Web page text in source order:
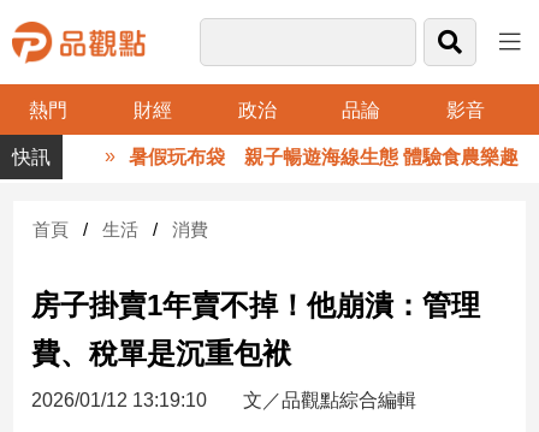
熱門 財經 政治 品論 影音
品
觀
財
台
財
新
暑假玩布袋 親子暢遊海線生態 體驗食農樂趣
首頁 生活 消費
房子掛賣1年賣不掉！他崩潰：管理
費、稅單是沉重包袱
2026/01/12 13:19:10 文／品觀點綜合編輯